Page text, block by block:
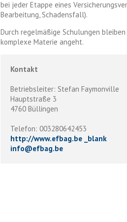
bei jeder Etappe eines
Bearbeitung, Schadensfall).
Durch regelmäßige Schulungen
komplexe Materie angeht.
Kontakt
Betriebsleiter: Stefan Faymonville
Hauptstraße 3
4760 Büllingen
Telefon: 003280642453
http://www.efbag.be _blank
info@efbag.be